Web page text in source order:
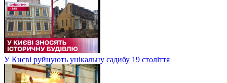
У Києві руйнують унікальну садибу 19 століття